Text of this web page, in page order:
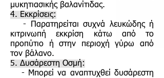
μυκητιασικής βαλανίτιδας.
4. Εκκρίσεις:
- Παρατηρείται συχνά λευκώδης ή
κιτρινωπή εκκρίση κάτω από το
προπύτιο ή στην περιοχή γύρω από
τον βάλανο.
5. Δυσάρεστη Οσμή:
- Μπορεί να αναπτυχθεί δυσάρεστη